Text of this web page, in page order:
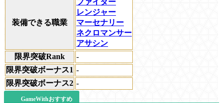
装備できる職業
ファイター
レンジャー
マーセナリー
ネクロマンサー
アサシン
限界突破Rank
-
限界突破ボーナス1 -
限界突破ボーナス2 -
GameWithおすすめ